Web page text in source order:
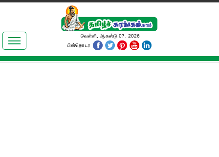
இலக்கியங்கள்
தமிழ் உலகம்
வெள்ளி, ஆகஸ்டு 07, 2026
பின்தொடர